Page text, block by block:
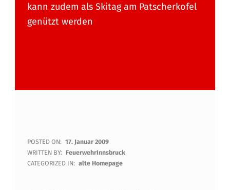
kann zudem als Skitag am Patscherkofel
genützt werden
S
K
POSTED ON: 17. Januar 2009
WRITTEN BY: FeuerwehrInnsbruck
CATEGORIZED IN: alte Homepage